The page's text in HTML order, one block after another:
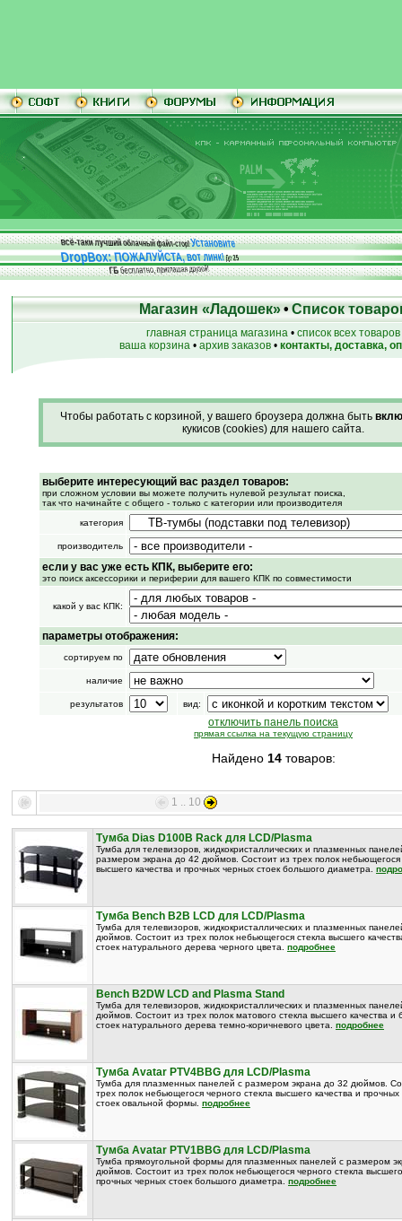
всё-таки лучший облачный файл-стор!Установите
DropBox: ПОЖАЛУЙСТА, вот линк!До25
ГБбесплатно, приглашая друзей!
Магазин «Ладошек»•Список
главная страница магазина • список всех товаров
ваша корзина • архив заказов • контакты, доставка,
Чтобы работать с корзиной, у вашего броузера должна быть
кукисов (cookies) для нашего сайта.
выберите интересующий вас раздел товаров:
при сложном условии вы можете получить нулевой результат поиска,
так что начинайте с общего - только с категории или производителя
категория
производитель
если у вас уже есть КПК, выберите его:
это поиск аксессорики и периферии для вашего КПК по совместимости
какой у вас КПК:
параметры отображения:
сортируем по
наличие
результатов вид:
отключить панель поиска
прямая ссылка на текущую страницу
Найдено 14товаров:
1 .. 10
Тумба Dias D100B Rack для LCD/Plasma
Тумба для телевизоров, жидкокристаллических и плазменных
размером экрана до 42 дюймов. Состоит из трех полок небьющегося
высшего качества и прочных черных стоек большого диаметра.
Тумба Bench B2B LCD для LCD/Plasma
Тумба для телевизоров, жидкокристаллических и плазменных
дюймов. Состоит из трех полок небьющегося стекла высшего
стоек натурального дерева черного цвета. подробнее
Bench B2DW LCD and Plasma Stand
Тумба для телевизоров, жидкокристаллических и плазменных
дюймов. Состоит из трех полок матового стекла высшего качества и
стоек натурального дерева темно-коричневого цвета. подробнее
Тумба Avatar PTV4BBG для LCD/Plasma
Тумба для плазменных панелей с размером экрана до 32 дюймов.
трех полок небьющегося черного стекла высшего качества и
стоек овальной формы. подробнее
Тумба Avatar PTV1BBG для LCD/Plasma
Тумба прямоугольной формы для плазменных панелей с размером
дюймов. Состоит из трех полок небьющегося черного стекла
прочных черных стоек большого диаметра. подробнее